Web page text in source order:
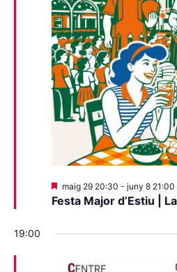
Festa Major d’Estiu |
Destacats
maig 29 20:30 - juny 8 21:00
19:00